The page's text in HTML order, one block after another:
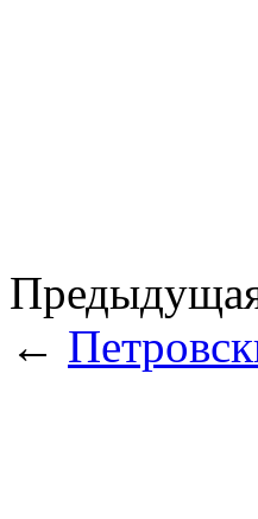
←